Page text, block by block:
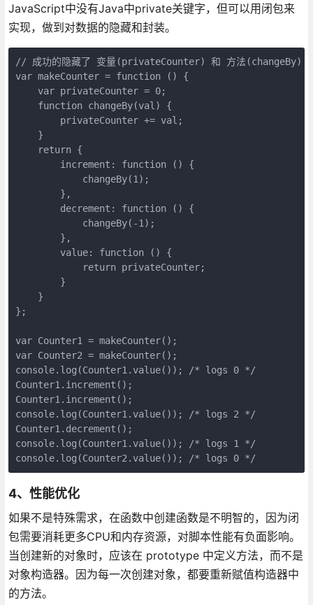
JavaScript中没有Java中private关键字，但可以用闭包来
实现，做到对数据的隐藏和封装。
// 成功的隐藏了 变量(privateCounter) 和 方法(changeBy)
var makeCounter = function () {
    var privateCounter = 0;
    function changeBy(val) {
        privateCounter += val;
    }
    return {
        increment: function () {
            changeBy(1);
        },
        decrement: function () {
            changeBy(-1);
        },
        value: function () {
            return privateCounter;
        }
    }
};
var Counter1 = makeCounter();
var Counter2 = makeCounter();
console.log(Counter1.value()); /* logs 0 */
Counter1.increment();
Counter1.increment();
console.log(Counter1.value()); /* logs 2 */
Counter1.decrement();
console.log(Counter1.value()); /* logs 1 */
4、性能优化
如果不是特殊需求，在函数中创建函数是不明智的，因为闭
包需要消耗更多CPU和内存资源，对脚本性能有负面影响。
当创建新的对象时，应该在 prototype 中定义方法，而不是
对象构造器。因为每一次创建对象，都要重新赋值构造器中
的方法。